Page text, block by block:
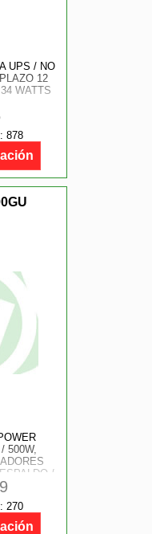
UPS / NO
12
WATTS
: 878
500W,
/
GREEN
1
: 270